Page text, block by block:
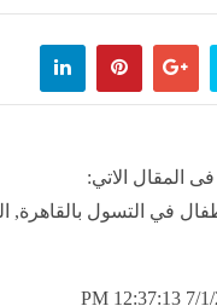
المقال الاتي:
على 9 متهمين باستغلال 10 أطفال في التسول
7/1/2026